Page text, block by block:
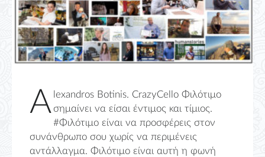
A lexandros Botinis. CrazyCello Φιλότιμο
σημαίνει να είσαι έντιμος και τίμιος.
#Φιλότιμο είναι να προσφέρεις στον
συνάνθρωπο σου χωρίς να περιμένεις
αντάλλαγμα. Φιλότιμο είναι αυτή η φωνή